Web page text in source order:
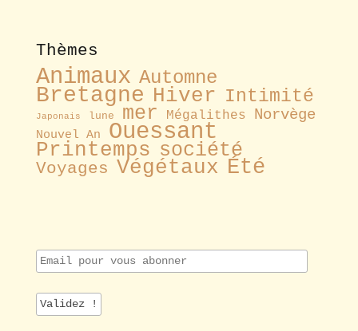
Thèmes
Animaux Automne
Bretagne Hiver Intimité
Japonais lune mer Mégalithes Norvège
Nouvel An Ouessant
Printemps société
Voyages Végétaux Été
E
m
i
l